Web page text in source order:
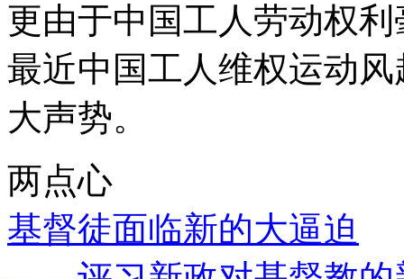
更由于中国工人劳动权
最近中国工人维权运动
大声势。
两点心
基督徒面临新的大逼迫